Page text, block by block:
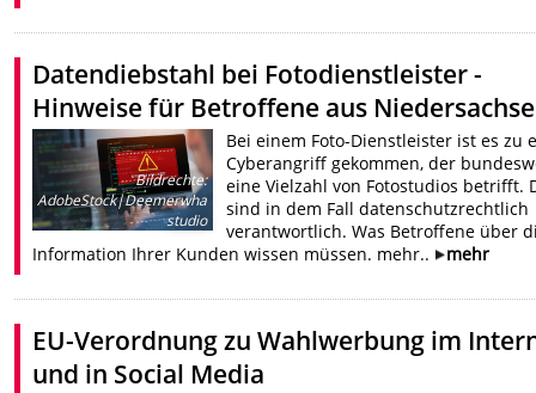
Datendiebstahl bei Fotodienstleister -
Hinweise für Betroffene aus
Bildrechte:
AdobeStock|Deemerwha
studio
Bei einem Foto-Dienstleister ist es zu
Cyberangriff gekommen, der
eine Vielzahl von Fotostudios betrifft.
sind in dem Fall datenschutzrechtlich
verantwortlich. Was Betroffene über
Information Ihrer Kunden wissen müssen. mehr..
mehr
EU-Verordnung zu Wahlwerbung im
und in Social Media